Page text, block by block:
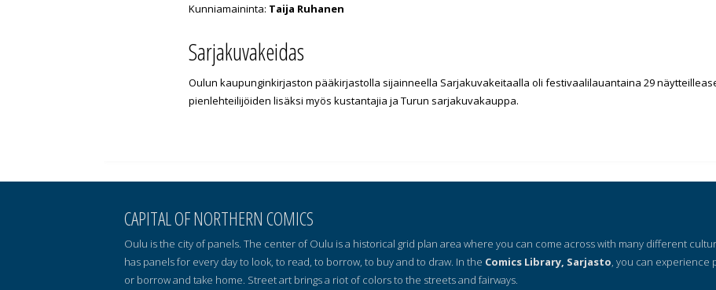
Kunniamaininta: Taija Ruhanen
Sarjakuvakeidas
Oulun kaupunginkirjaston pääkirjastolla sijainneella Sarjakuvakeitaalla oli festivaalilauantaina 29
pienlehteilijöiden lisäksi myös kustantajia ja Turun sarjakuvakauppa.
CAPITAL OF NORTHERN COMICS
Oulu is the city of panels. The center of Oulu is a historical grid plan area where you can come across with many different
has panels for every day to look, to read, to borrow, to buy and to draw. In the Comics Library, Sarjasto, you can experience
or borrow and take home. Street art brings a riot of colors to the streets and fairways.